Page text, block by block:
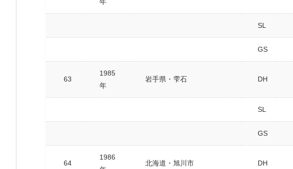
SL
GS
63
1985
年
岩手県・雫石 DH
SL
GS
64
1986
北海道・旭川市 DH